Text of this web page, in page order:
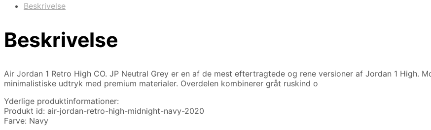
Beskrivelse
Beskrivelse
Air Jordan 1 Retro High CO. JP Neutral Grey er en af de mest eftertragtede og rene versioner af Jordan 1 High.
minimalistiske udtryk med premium materialer. Overdelen kombinerer gråt ruskind o
Yderlige produktinformationer:
Produkt id: air-jordan-retro-high-midnight-navy-2020
Farve: Navy